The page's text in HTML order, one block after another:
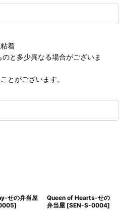
着
と多少異なる場合がございま
とがございます。
せの弁当屋
]
Queen of Hearts-せの
弁当屋 [SEN-S-0004]